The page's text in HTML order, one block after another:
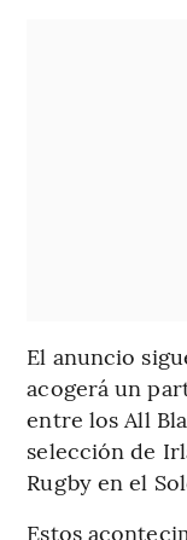
El anuncio
acogerá un
entre los All
selección de
Rugby en el
Estos